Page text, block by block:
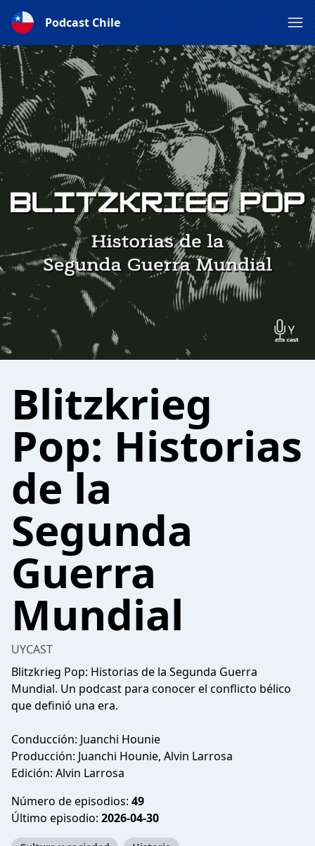
Podcast Chile
Blitzkrieg
Pop: Historias
de la
Segunda
Guerra
Mundial
UYCAST
Blitzkrieg Pop: Historias de la Segunda Guerra
Mundial. Un podcast para conocer el conflicto bélico
que definió una era.
Conducción: Juanchi Hounie
Producción: Juanchi Hounie, Alvin Larrosa
Edición: Alvin Larrosa
Número de episodios: 49
Último episodio: 2026-04-30